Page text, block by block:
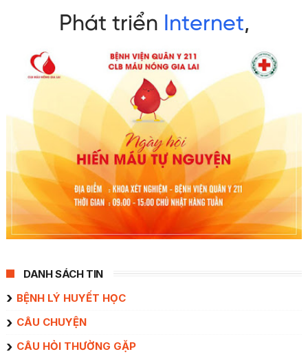
DANH SÁCH TIN
BỆNH LÝ HUYẾT HỌC
CÂU CHUYỆN
CÂU HỎI THƯỜNG GẶP